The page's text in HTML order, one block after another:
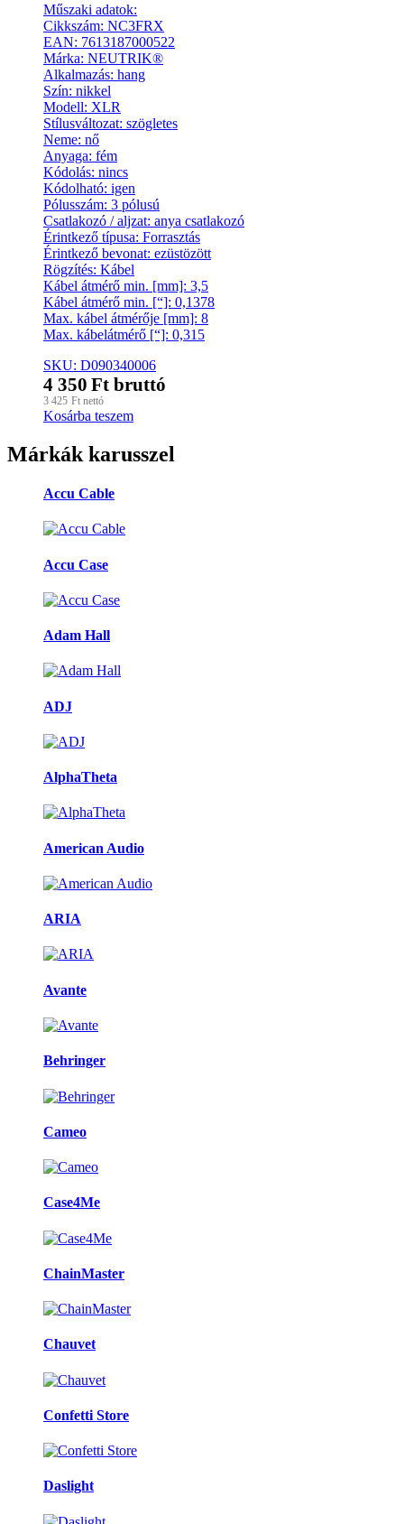
Műszaki adatok:
Cikkszám: NC3FRX
EAN: 7613187000522
Márka: NEUTRIK®
Alkalmazás: hang
Szín: nikkel
Modell: XLR
Stílusváltozat: szögletes
Neme: nő
Anyaga: fém
Kódolás: nincs
Kódolható: igen
Pólusszám: 3 pólusú
Csatlakozó / aljzat: anya csatlakozó
Érintkező típusa: Forrasztás
Érintkező bevonat: ezüstözött
Rögzítés: Kábel
Kábel átmérő min. [mm]: 3,5
Kábel átmérő min. [“]: 0,1378
Max. kábel átmérője [mm]: 8
Max. kábelátmérő [“]: 0,315
SKU: D090340006
4 350 Ft bruttó
3 425 Ft nettó
Kosárba teszem
Márkák karusszel
Accu Cable
Accu Case
Adam Hall
ADJ
AlphaTheta
American Audio
ARIA
Avante
Behringer
Cameo
Case4Me
ChainMaster
Chauvet
Confetti Store
Daslight